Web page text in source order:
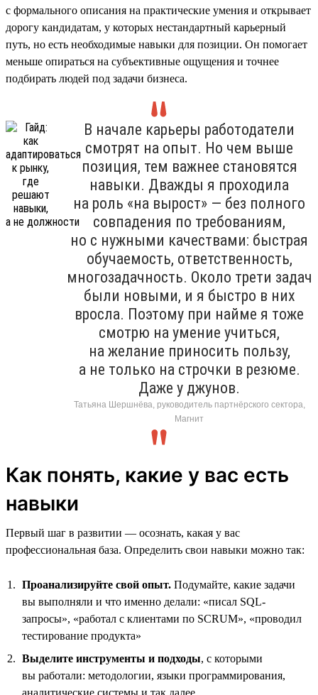
с формального описания на практические умения и открывает
дорогу кандидатам, у которых нестандартный карьерный
путь, но есть необходимые навыки для позиции. Он помогает
меньше опираться на субъективные ощущения и точнее
подбирать людей под задачи бизнеса.
В начале карьеры работодатели
смотрят на опыт. Но чем выше
позиция, тем важнее становятся
навыки. Дважды я проходила
на роль «на вырост» — без полного
совпадения по требованиям,
но с нужными качествами: быстрая
обучаемость, ответственность,
многозадачность. Около трети задач
были новыми, и я быстро в них
вросла. Поэтому при найме я тоже
смотрю на умение учиться,
на желание приносить пользу,
а не только на строчки в резюме.
Даже у джунов.
Татьяна Шершнёва, руководитель партнёрского сектора,
Магнит
Как понять, какие у вас есть
навыки
Первый шаг в развитии — осознать, какая у вас
профессиональная база. Определить свои навыки можно так:
Проанализируйте свой опыт. Подумайте, какие задачи
вы выполняли и что именно делали: «писал SQL-
запросы», «работал с клиентами по SCRUM», «проводил
тестирование продукта»
Выделите инструменты и подходы, с которыми
вы работали: методологии, языки программирования,
аналитические системы и так далее